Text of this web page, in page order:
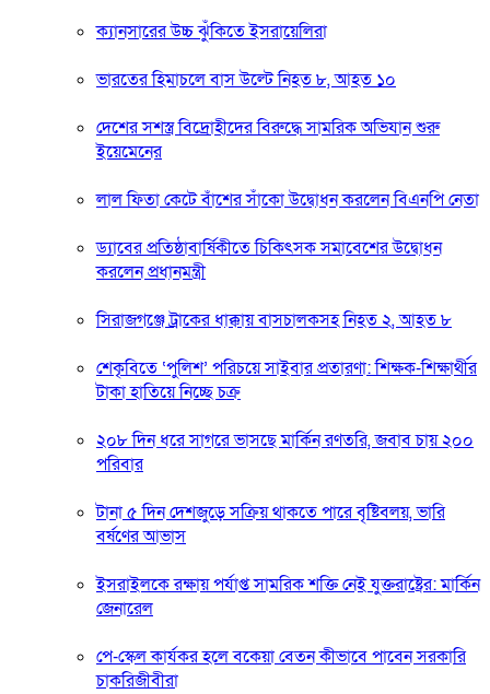
ক্যানসারের উচ্চ ঝুঁকিতে ইসরায়েলিরা
ভারতের হিমাচলে বাস উল্টে নিহত ৮, আহত ১০
দেশের সশস্ত্র বিদ্রোহীদের বিরুদ্ধে সামরিক অভিযান শুরু
ইয়েমেনের
লাল ফিতা কেটে বাঁশের সাঁকো উদ্বোধন করলেন বিএনপি নেতা
ড্যাবের প্রতিষ্ঠাবার্ষিকীতে চিকিৎসক সমাবেশের উদ্বোধন
করলেন প্রধানমন্ত্রী
সিরাজগঞ্জে ট্রাকের ধাক্কায় বাসচালকসহ নিহত ২, আহত ৮
শেকৃবিতে ‘পুলিশ’ পরিচয়ে সাইবার প্রতারণা: শিক্ষক-শিক্ষার্থীর
টাকা হাতিয়ে নিচ্ছে চক্র
২০৮ দিন ধরে সাগরে ভাসছে মার্কিন রণতরি, জবাব চায় ২০০
পরিবার
টানা ৫ দিন দেশজুড়ে সক্রিয় থাকতে পারে বৃষ্টিবলয়, ভারি
বর্ষণের আভাস
ইসরাইলকে রক্ষায় পর্যাপ্ত সামরিক শক্তি নেই যুক্তরাষ্ট্রের: মার্কিন
জেনারেল
পে-স্কেল কার্যকর হলে বকেয়া বেতন কীভাবে পাবেন সরকারি
চাকরিজীবীরা